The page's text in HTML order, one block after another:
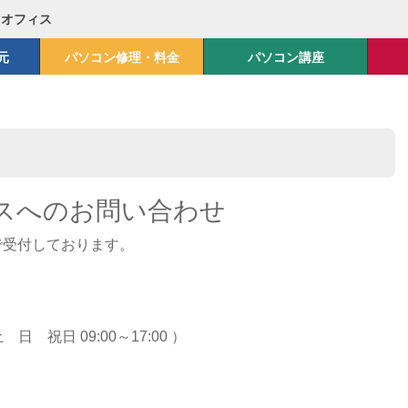
フィス
パソコン修理・料金 パソコン講座
へのお問い合わせ
付しております。
日 祝日 09:00～17:00 ）